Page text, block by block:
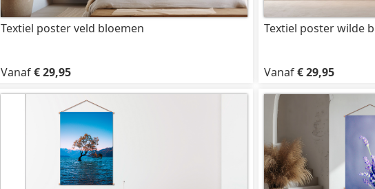
Textiel poster veld bloemen
Vanaf€ 29,95
Textiel poster wilde
Vanaf€ 29,95